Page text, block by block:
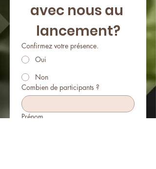
avec nous au
lancement?
Confirmez votre présence.
Oui
Non
Combien de participants ?
Prénom